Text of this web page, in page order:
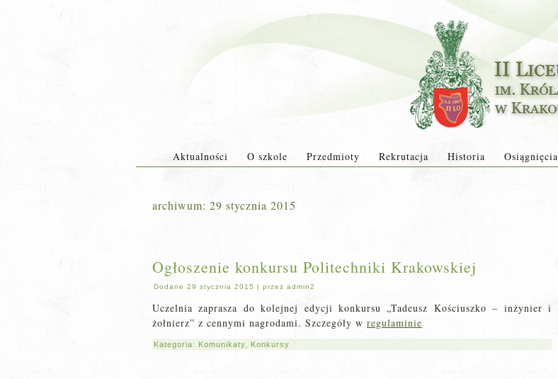
Aktualności O szkole Przedmioty Rekrutacja Historia Osiągnięcia
archiwum: 29 stycznia 2015
Ogłoszenie konkursu Politechniki Krakowskiej
Dodane 29 stycznia 2015 | przez admin2
Uczelnia zaprasza do kolejnej edycji konkursu „Tadeusz Kościuszko – inżynier i
żołnierz” z cennymi nagrodami. Szczegóły w regulaminie
Kategoria: Komunikaty Konkursy